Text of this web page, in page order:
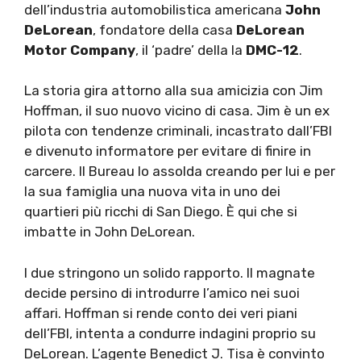
dell’industria automobilistica americana John
DeLorean, fondatore della casa DeLorean
Motor Company, il ‘padre’ della la DMC-12.
La storia gira attorno alla sua amicizia con Jim
Hoffman, il suo nuovo vicino di casa. Jim è un ex
pilota con tendenze criminali, incastrato dall’FBI
e divenuto informatore per evitare di finire in
carcere. Il Bureau lo assolda creando per lui e per
la sua famiglia una nuova vita in uno dei
quartieri più ricchi di San Diego. È qui che si
imbatte in John DeLorean.
I due stringono un solido rapporto. Il magnate
decide persino di introdurre l’amico nei suoi
affari. Hoffman si rende conto dei veri piani
dell’FBI, intenta a condurre indagini proprio su
DeLorean. L’agente Benedict J. Tisa è convinto